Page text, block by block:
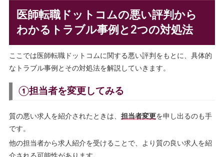
医師転職ドットコムの悪い評判から
わかるトラブル事例と2つの対処法
ここでは医師転職ドットコムに関する悪い評判をもとに、具体的
なトラブル事例とその対処法を解説していきます。
①担当者を変更してみる
質の悪い求人を紹介されたときは、 担当者変更を申し出るのも手
です。
他の担当者から求人紹介を受けることで、より質の良い求人を紹